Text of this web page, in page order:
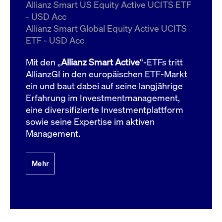
Allianz Smart US Equity Active UCITS ETF
- USD Acc
Allianz Smart Global Equity Active UCITS
ETF - USD Acc
Mit den „Allianz Smart Active“-ETFs tritt
AllianzGI in den europäischen ETF-Markt
ein und baut dabei auf seine langjährige
Erfahrung im Investmentmanagement,
eine diversifizierte Investmentplattform
sowie seine Expertise im aktiven
Management.
Mehr
ApplicationGatewayAffinityCORS
boerse.com
Domain
bis